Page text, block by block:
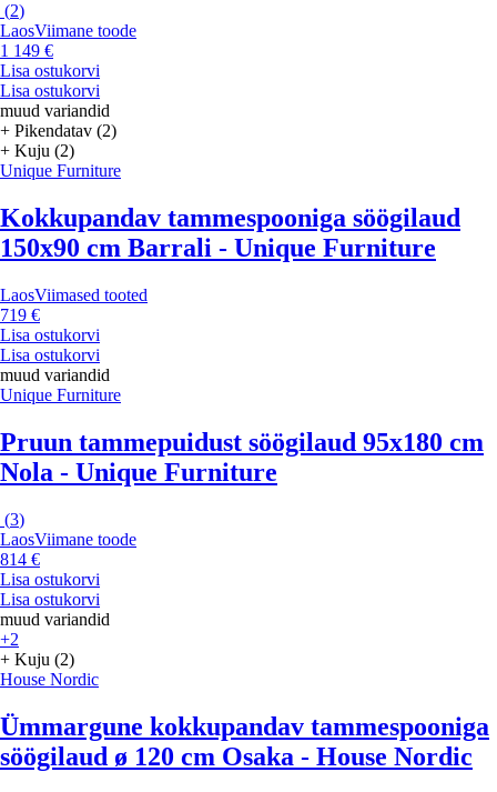
(2)
LaosViimane toode
1 149 €
Lisa ostukorvi
Lisa ostukorvi
muud variandid
+ Pikendatav (2)
+ Kuju (2)
Unique Furniture
Kokkupandav tammespooniga söögilaud
150x90 cm Barrali - Unique Furniture
LaosViimased tooted
719 €
Lisa ostukorvi
Lisa ostukorvi
muud variandid
Unique Furniture
Pruun tammepuidust söögilaud 95x180 cm
Nola - Unique Furniture
(3)
LaosViimane toode
814 €
Lisa ostukorvi
Lisa ostukorvi
muud variandid
+2
+ Kuju (2)
House Nordic
Ümmargune kokkupandav tammespooniga
söögilaud ø 120 cm Osaka - House Nordic